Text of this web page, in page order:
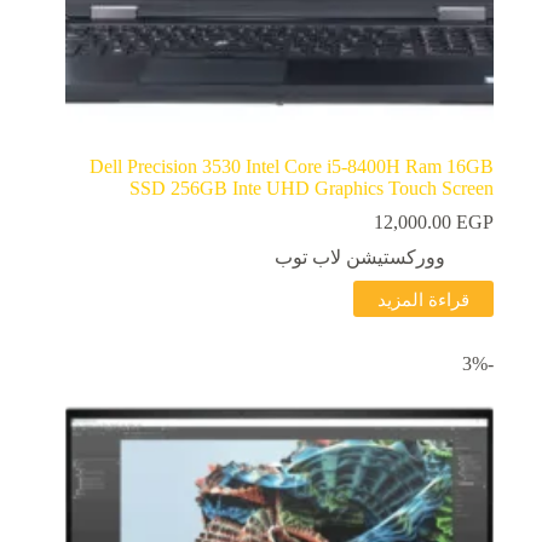
Dell Precision 3530 Intel Core i5-8400H Ram 16GB
SSD 256GB Inte UHD Graphics Touch Screen
12,000.00 EGP
ووركستيشن لاب توب
قراءة المزيد
-3%